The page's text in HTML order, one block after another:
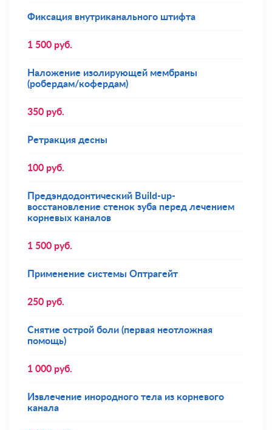
Фиксация внутриканального штифта
1 500 руб.
Наложение изолирующей мембраны
(робердам/кофердам)
350 руб.
Ретракция десны
100 руб.
Предэндодонтический Build-up-
восстановление стенок зуба перед лечением
корневых каналов
1 500 руб.
Применение системы Оптрагейт
250 руб.
Снятие острой боли (первая неотложная
помощь)
1 000 руб.
Извлечение инородного тела из корневого
канала